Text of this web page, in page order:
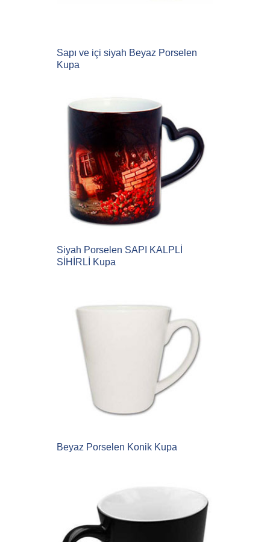
Sapı ve içi siyah Beyaz Porselen
Kupa
Siyah Porselen SAPI KALPLİ
SİHİRLİ Kupa
Beyaz Porselen Konik Kupa